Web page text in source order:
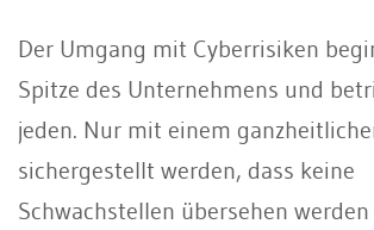
Der Umgang mit Cyberrisiken
Spitze des Unternehmens und
jeden. Nur mit einem
sichergestellt werden, dass keine
Schwachstellen übersehen